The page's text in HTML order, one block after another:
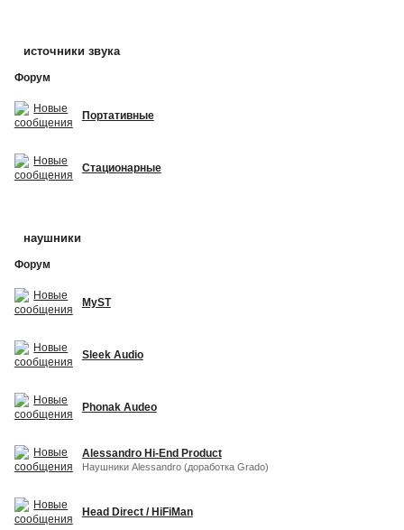
источники звука
Форум
Портативные
Стационарные
наушники
Форум
MyST
Sleek Audio
Phonak Audeo
Alessandro Hi-End Product
Наушники Alessandro (доработка Grado)
Head Direct / HiFiMan